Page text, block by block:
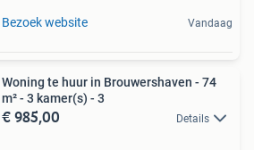
Bezoek website Vandaag
Woning te huur in Brouwershaven - 74
m² - 3 kamer(s) - 3
€ 985,00 Details